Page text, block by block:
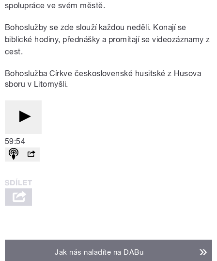
spolupráce ve svém městě.
Bohoslužby se zde slouží každou neděli. Konají se
biblické hodiny, přednášky a promítají se videozáznamy z
cest.
Bohoslužba Církve československé husitské z Husova
sboru v Litomyšli.
59:54
Jak nás naladíte na DABu